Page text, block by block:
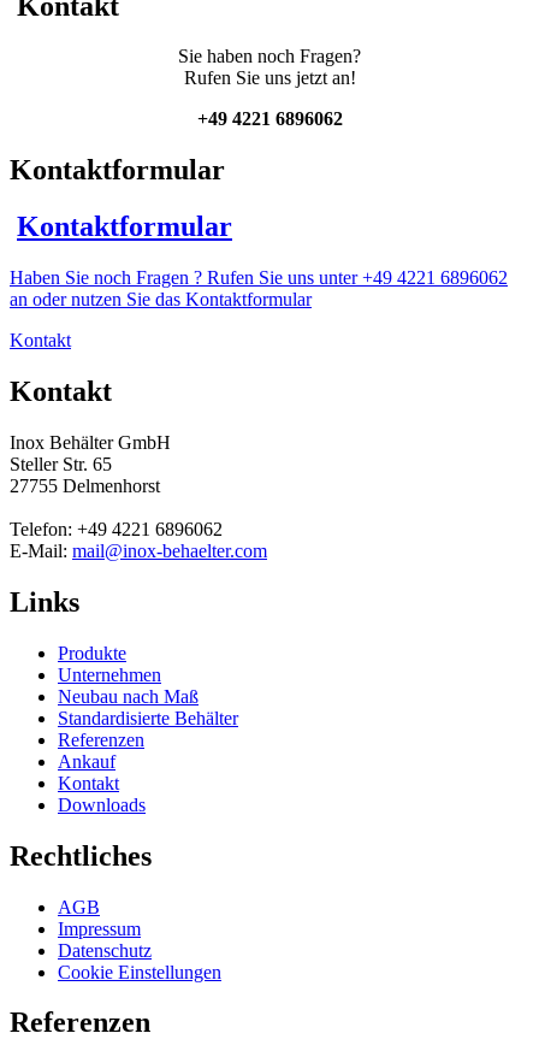
Sie haben noch Fragen?
Rufen Sie uns jetzt an!
+49 4221 6896062
Kontaktformular
Kontaktformular
Haben Sie noch Fragen ? Rufen Sie uns unter +49 4221 6896062
an oder nutzen Sie das Kontaktformular
Kontakt
Kontakt
Inox Behälter GmbH
Steller Str. 65
27755 Delmenhorst
Telefon: +49 4221 6896062
E-Mail: mail@inox-behaelter.com
Links
Produkte
Unternehmen
Neubau nach Maß
Standardisierte Behälter
Referenzen
Ankauf
Kontakt
Downloads
Rechtliches
AGB
Impressum
Datenschutz
Cookie Einstellungen
Referenzen